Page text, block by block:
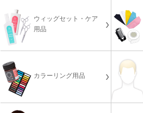
ウィッグセット・ケア
用品
カラーリング用品